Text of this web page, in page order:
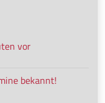
vor
bekannt!